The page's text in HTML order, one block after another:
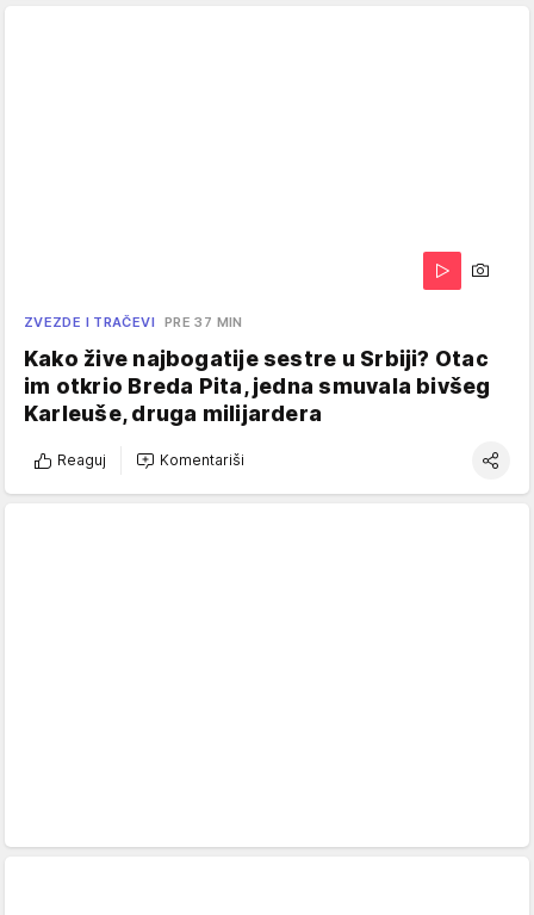
ZVEZDE I TRAČEVI PRE 37 MIN
Kako žive najbogatije sestre u Srbiji? Otac
im otkrio Breda Pita, jedna smuvala bivšeg
Karleuše, druga milijardera
Reaguj Komentariši